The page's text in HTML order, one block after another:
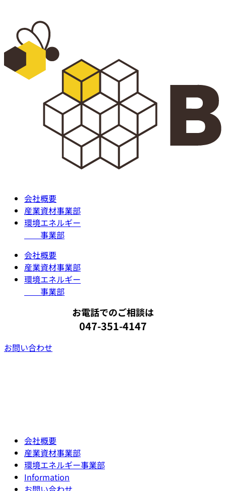
ン
に
会社概要
産業資材事業部
環境エネルギー
事業部
会社概要
産業資材事業部
環境エネルギー
事業部
お電話でのご相談は
047-351-4147
お問い合わせ
会社概要
産業資材事業部
環境エネルギー事業部
Information